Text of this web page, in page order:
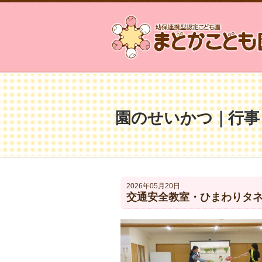
園のせいかつ｜行事
2026年05月20日
交通安全教室・ひまわりタ